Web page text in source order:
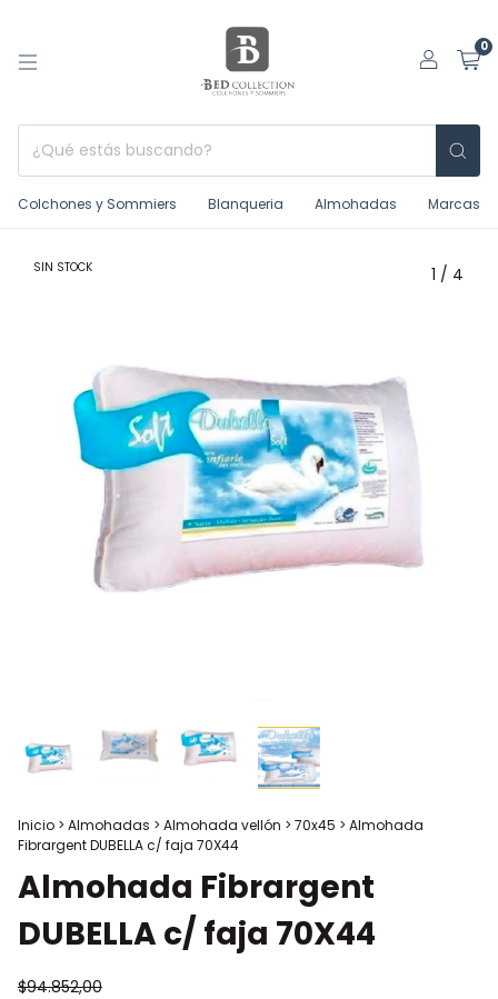
0
Colchones y Sommiers Blanqueria Almohadas Marcas
SIN STOCK 1 / 4
Inicio > Almohadas > Almohada vellón > 70x45 > Almohada
Fibrargent DUBELLA c/ faja 70X44
Almohada Fibrargent
DUBELLA c/ faja 70X44
$94.852,00